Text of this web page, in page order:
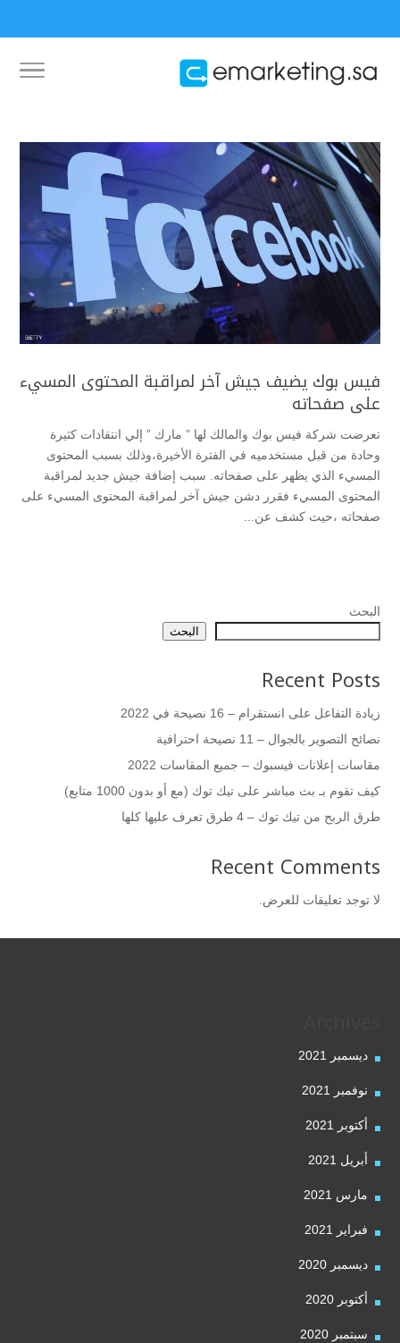
فيس بوك يضيف جيش آخر لمراقبة المحتوى المسيء
على صفحاته
تعرضت شركة فيس بوك والمالك لها ” مارك ” إلي انتقادات كثيرة
وحادة من قبل مستخدميه في الفترة الأخيرة،وذلك بسبب المحتوى
المسيء الذي يظهر على صفحاته. سبب إضافة جيش جديد لمراقبة
المحتوى المسيء فقرر دشن جيش آخر لمراقبة المحتوى المسيء على
صفحاته ،حيث كشف عن...
البحث
البحث
Recent Posts
زيادة التفاعل على انستقرام – 16 نصيحة في 2022
نصائح التصوير بالجوال – 11 نصيحة احترافية
مقاسات إعلانات فيسبوك – جميع المقاسات 2022
كيف تقوم بـ بث مباشر على تيك توك (مع أو بدون 1000 متابع)
طرق الربح من تيك توك – 4 طرق تعرف عليها كلها
Recent Comments
لا توجد تعليقات للعرض.
ديسمبر 2021
نوفمبر 2021
أكتوبر 2021
أبريل 2021
مارس 2021
فبراير 2021
ديسمبر 2020
أكتوبر 2020
سبتمبر 2020